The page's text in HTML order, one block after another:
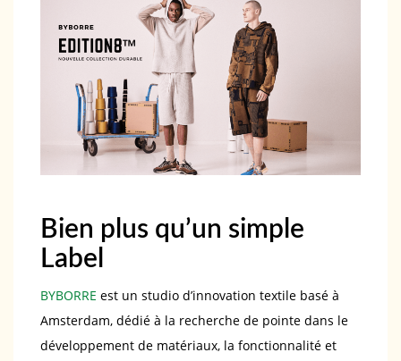
Bien plus qu’un simple
Label
BYBORRE est un studio d’innovation textile basé à
Amsterdam, dédié à la recherche de pointe dans le
développement de matériaux, la fonctionnalité et